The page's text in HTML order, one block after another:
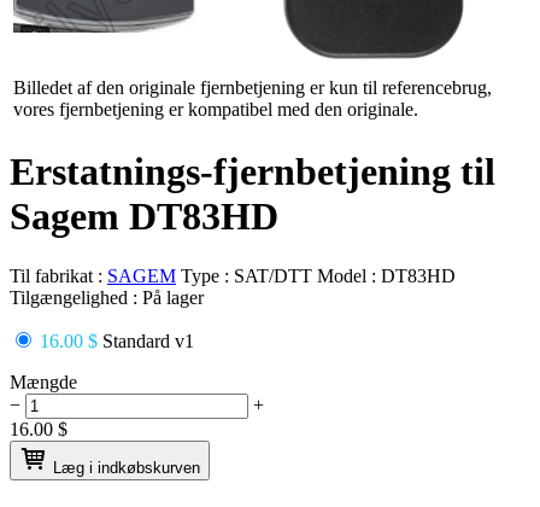
Billedet af den originale fjernbetjening er kun til referencebrug,
vores fjernbetjening er kompatibel med den originale.
Erstatnings-fjernbetjening til
Sagem DT83HD
Til fabrikat : SAGEM Type : SAT/DTT Model : DT83HD
Tilgængelighed : På lager
16.00 $ Standard v1
Mængde
−
+
16.00 $
Læg i indkøbskurven